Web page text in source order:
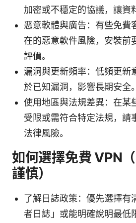
加密或不穩定的協議，讓資
恶意軟體與廣告：有些免費
在的惡意軟件風險，安裝前
評價。
漏洞與更新頻率：低頻更新
於已知漏洞，影響長期安全。
使用地區與法規差異：在某
受限或需符合特定法規，請
法律風險。
如何選擇免費 VPN
謹慎）
了解日誌政策：優先選擇有
者日誌」或能明確說明最低